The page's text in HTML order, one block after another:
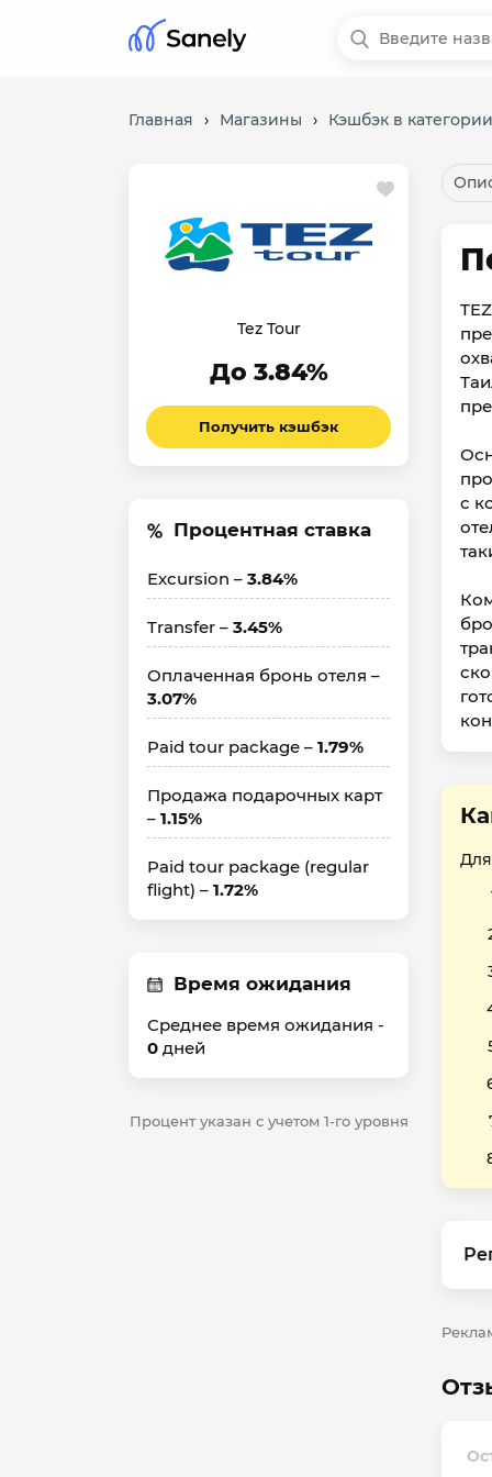
Главная › Магазины › Кэшбэк в
Tez Tour
До 3.84%
Получить кэшбэк
Процентная ставка
Excursion – 3.84%
Transfer – 3.45%
Оплаченная бронь отеля –
3.07%
Paid tour package – 1.79%
Продажа подарочных карт
– 1.15%
Paid tour package (regular
flight) – 1.72%
Время ожидания
Среднее время ожидания -
0 дней
Процент указан с учетом 1-го уровня
с